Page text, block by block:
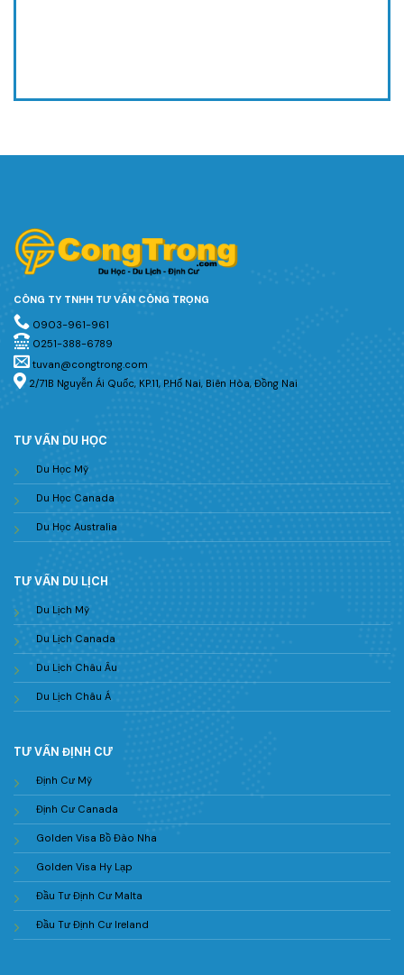
CÔNG TY TNHH TƯ VẤN CÔNG TRỌNG
0903-961-961
0251-388-6789
tuvan@congtrong.com
2/71B Nguyễn Ái Quốc, KP.11, P.Hố Nai, Biên Hòa, Đồng Nai
TƯ VẤN DU HỌC
Du Học Mỹ
Du Học Canada
Du Học Australia
TƯ VẤN DU LỊCH
Du Lịch Mỹ
Du Lịch Canada
Du Lịch Châu Âu
Du Lịch Châu Á
TƯ VẤN ĐỊNH CƯ
Định Cư Mỹ
Định Cư Canada
Golden Visa Bồ Đào Nha
Golden Visa Hy Lạp
Đầu Tư Định Cư Malta
Đầu Tư Định Cư Ireland